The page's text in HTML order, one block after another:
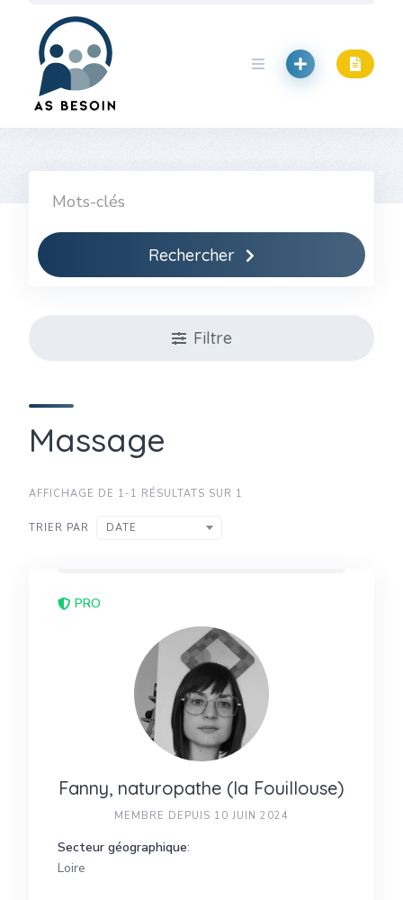
content
Rechercher
Filtre
Massage
AFFICHAGE DE 1-1 RÉSULTATS SUR 1
TRIER PAR DATE
PRO
Fanny, naturopathe (la Fouillouse)
MEMBRE DEPUIS 10 JUIN 2024
Secteur géographique:
Loire